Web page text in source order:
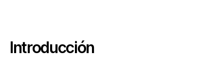
Introducción